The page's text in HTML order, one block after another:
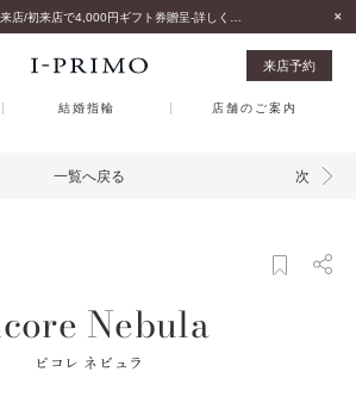
来店予約
結婚指輪 店舗のご案内
一覧へ戻る 次
Nebula
ピコレ ネビュラ